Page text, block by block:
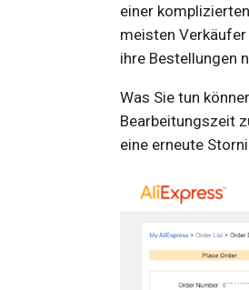
einer
meisten
ihre Bestellungen
Was Sie tun
Bearbeitungszeit
eine erneute